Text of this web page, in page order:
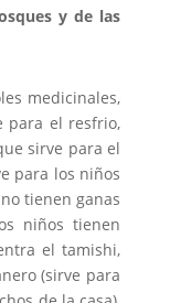
y de las
medicinales,
para el resfrio,
sirve para el
para los niños
tienen ganas
niños tienen
el tamishi,
(sirve para